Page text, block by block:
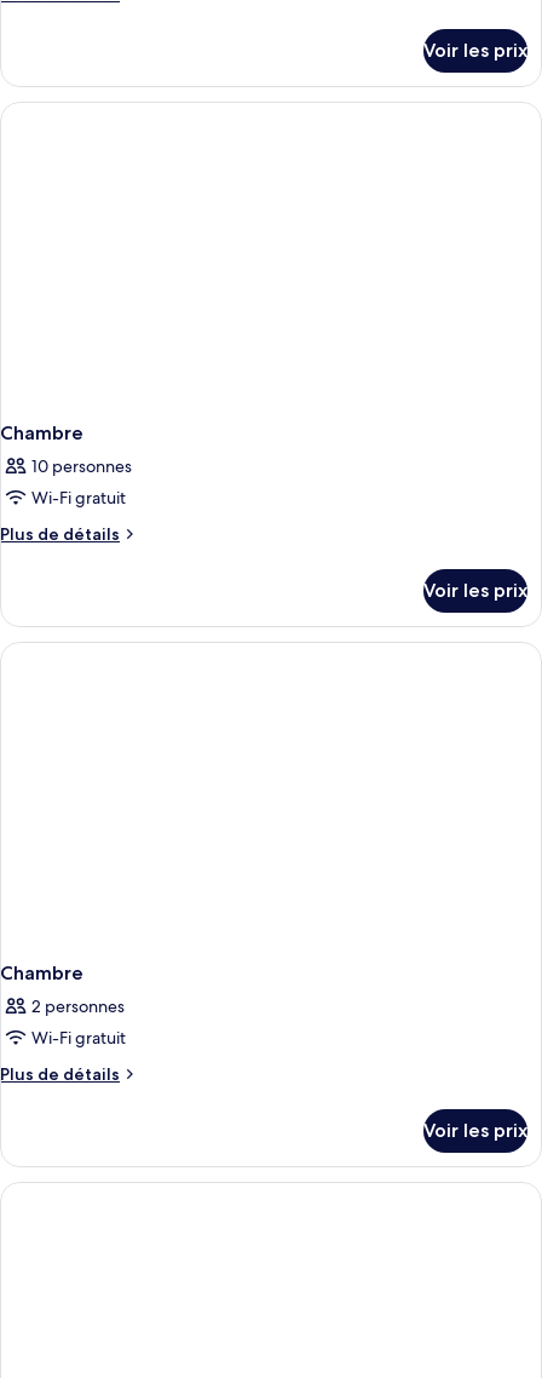
chambre :
Oceanfront
Premier
le
type
de
Voir les prix
Chambre
10 personnes
Wi-Fi gratuit
Plus de détails
Plus
le
type
de
Voir les prix
Chambre
2 personnes
Wi-Fi gratuit
Plus de détails
Plus
le
type
de
Voir les prix